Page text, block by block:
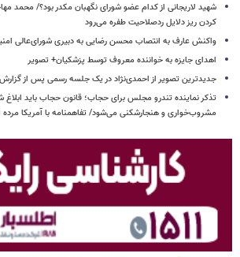
شهید لاریجانی از کدام عضو شورای نگهبان مکدر بود؟/ محمد
کردن ریز دلایل ردصلاحیت طفره می‌رود
واکنش عارف به انتصاب محسن رضایی به دبیری شورای‌عالی
اهدای جایزه به خواننده معروف توسط پزشکیان+ تصویر
جدیدترین تصویر از احمدی‌نژاد در یک جلسه رسمی پس از
تذکر نماینده تندرو مجلس برای حجاب؛ قانون حجاب باید ابلاغ
مشروب‌خواری و هنجارشکنی می‌شود/ تفاهمنامه با آمریکا